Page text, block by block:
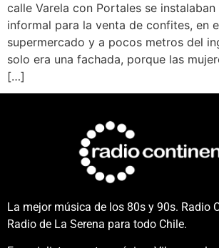
calle Varela con Portales se
informal para la venta de confites, en
supermercado y a pocos metros del
solo era una fachada, porque las
[…]
La mejor música de los 80s y 90s. Radio
Radio de La Serena para todo Chile.